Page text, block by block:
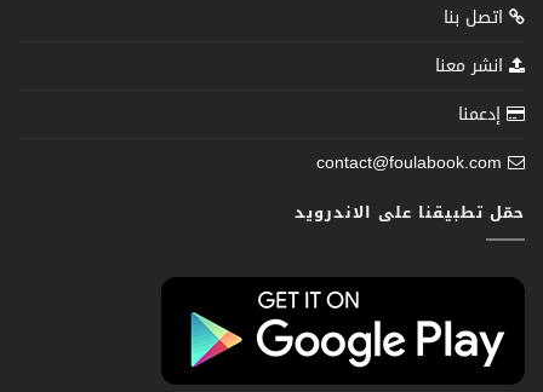
اتصل بنا
انشر معنا
إدعمنا
contact@foulabook.com
حمّل تطبيقنا على الاندرويد